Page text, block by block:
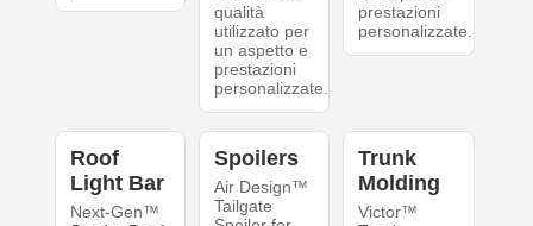
qualità
utilizzato per
un aspetto e
prestazioni
personalizzate.
prestazioni
personalizzate.
Roof
Light Bar
Next-Gen™
Spoilers
Air Design™
Tailgate
Trunk
Molding
Victor™